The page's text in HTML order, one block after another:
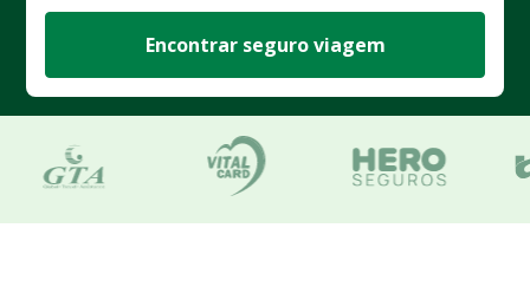
Encontrar seguro viagem